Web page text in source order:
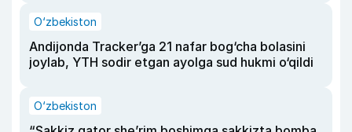
O‘zbekiston
Andijonda Tracker’ga 21 nafar bog‘cha bolasini
joylab, YTH sodir etgan ayolga sud hukmi o‘qildi
O‘zbekiston